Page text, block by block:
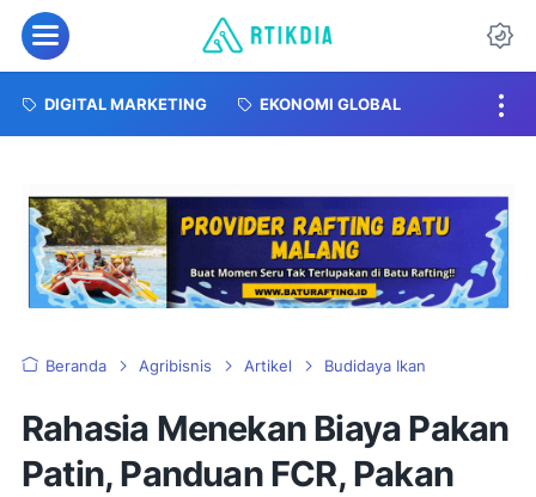
DIGITAL MARKETING EKONOMI GLOBAL
Beranda Agribisnis Artikel Budidaya Ikan
Rahasia Menekan Biaya Pakan
Patin, Panduan FCR, Pakan